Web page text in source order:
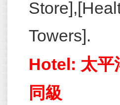
Towers].
Hotel: 太
同級